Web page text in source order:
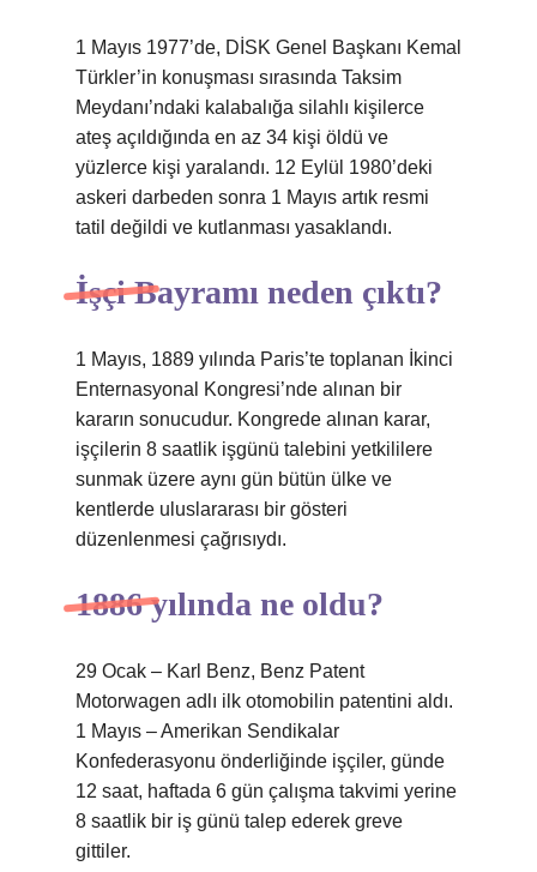
1 Mayıs 1977’de, DİSK Genel Başkanı Kemal
Türkler’in konuşması sırasında Taksim
Meydanı’ndaki kalabalığa silahlı kişilerce
ateş açıldığında en az 34 kişi öldü ve
yüzlerce kişi yaralandı. 12 Eylül 1980’deki
askeri darbeden sonra 1 Mayıs artık resmi
tatil değildi ve kutlanması yasaklandı.
İşçi Bayramı neden çıktı?
1 Mayıs, 1889 yılında Paris’te toplanan İkinci
Enternasyonal Kongresi’nde alınan bir
kararın sonucudur. Kongrede alınan karar,
işçilerin 8 saatlik işgünü talebini yetkililere
sunmak üzere aynı gün bütün ülke ve
kentlerde uluslararası bir gösteri
düzenlenmesi çağrısıydı.
1886 yılında ne oldu?
29 Ocak – Karl Benz, Benz Patent
Motorwagen adlı ilk otomobilin patentini aldı.
1 Mayıs – Amerikan Sendikalar
Konfederasyonu önderliğinde işçiler, günde
12 saat, haftada 6 gün çalışma takvimi yerine
8 saatlik bir iş günü talep ederek greve
gittiler.